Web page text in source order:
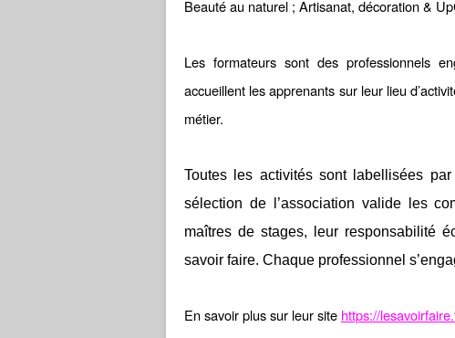
Beauté au naturel ; Artisanat, décoration &
Les formateurs sont des professionnels
accueillent les apprenants sur leur lieu
métier.
Toutes les activités sont labellisées par
sélection de l’association valide les
maîtres de stages, leur responsabilité
savoir faire. Chaque professionnel
En savoir plus sur leur site https://